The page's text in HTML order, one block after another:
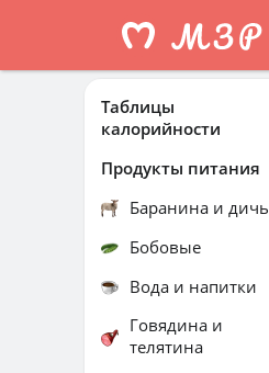
Таблицы
калорийности
Продукты питания
Баранина и дичь
Бобовые
Вода и напитки
Говядина и
телятина